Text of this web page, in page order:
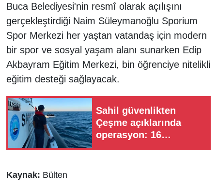
Buca Belediyesi'nin resmî olarak açılışını
gerçekleştirdiği Naim Süleymanoğlu Sporium
Spor Merkezi her yaştan vatandaş için modern
bir spor ve sosyal yaşam alanı sunarken Edip
Akbayram Eğitim Merkezi, bin öğrenciye nitelikli
eğitim desteği sağlayacak.
Sahil güvenlikten
Çeşme açıklarında
operasyon: 16
Kaynak: Bülten